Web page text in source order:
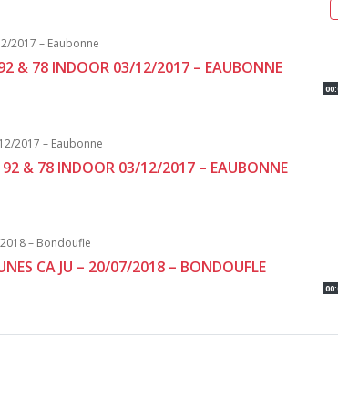
& 78 INDOOR 03/12/2017 – EAUBONNE
& 78 INDOOR 03/12/2017 – EAUBONNE
CA JU – 20/07/2018 – BONDOUFLE